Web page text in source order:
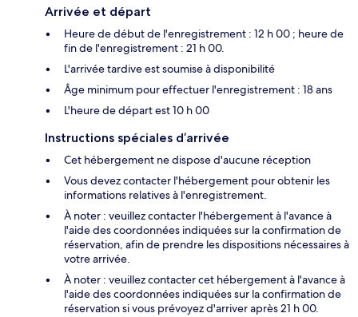
Arrivée et départ
Heure de début de l'enregistrement : 12 h 00 ; heure de
fin de l'enregistrement : 21 h 00.
L'arrivée tardive est soumise à disponibilité
Âge minimum pour effectuer l'enregistrement : 18 ans
L'heure de départ est 10 h 00
Instructions spéciales d’arrivée
Cet hébergement ne dispose d'aucune réception
Vous devez contacter l'hébergement pour obtenir les
informations relatives à l'enregistrement.
À noter : veuillez contacter l'hébergement à l'avance à
l'aide des coordonnées indiquées sur la confirmation de
réservation, afin de prendre les dispositions nécessaires à
votre arrivée.
À noter : veuillez contacter cet hébergement à l'avance à
l'aide des coordonnées indiquées sur la confirmation de
réservation si vous prévoyez d'arriver après 21 h 00.